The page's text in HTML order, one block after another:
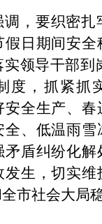
，要织密扎
日期间安全
领导干部到
度，抓紧抓
全生产、
、低温雨
盾纠纷化
发生，切实
市社会大局稳